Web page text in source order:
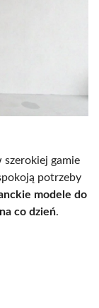
szerokiej gamie
potrzeby
modele do
co dzień.